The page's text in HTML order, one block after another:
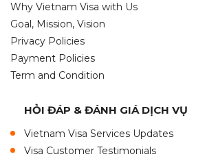
Why Vietnam Visa with Us
Goal, Mission, Vision
Privacy Policies
Payment Policies
Term and Condition
HỎI ĐÁP & ĐÁNH GIÁ DỊCH VỤ
Vietnam Visa Services Updates
Visa Customer Testimonials